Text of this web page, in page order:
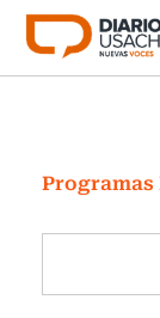
Click acá para
Cultura
Programas
Programas